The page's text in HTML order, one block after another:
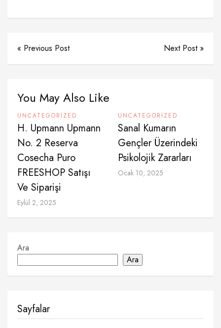
« Previous Post Next Post »
You May Also Like
UNCATEGORIZED
H. Upmann Upmann
No. 2 Reserva
Cosecha Puro
FREESHOP Satışı
Ve Siparişi
Eylül 2, 2025
UNCATEGORIZED
Sanal Kumarın
Gençler Üzerindeki
Psikolojik Zararları
Ocak 10, 2025
Ara
Ara
Sayfalar